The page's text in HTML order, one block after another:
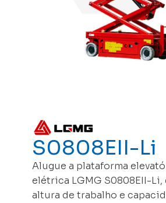
S0808EII-Li
Alugue a plataforma
elétrica LGMG S0808EII-Li,
altura de trabalho e